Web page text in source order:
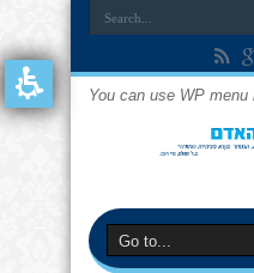
You can use WP